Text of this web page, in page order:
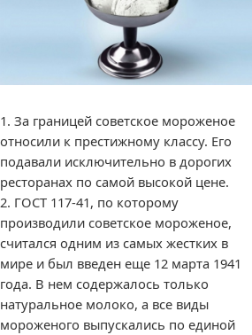
1. За границей советское мороженое
относили к престижному классу. Его
подавали исключительно в дорогих
ресторанах по самой высокой цене.
2. ГОСТ 117-41, по которому
производили советское мороженое,
считался одним из самых жестких в
мире и был введен еще 12 марта 1941
года. В нем содержалось только
натуральное молоко, а все виды
мороженого выпускались по единой